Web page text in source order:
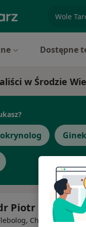
Dostępne
w Środzie
Piotr
Chirurg,